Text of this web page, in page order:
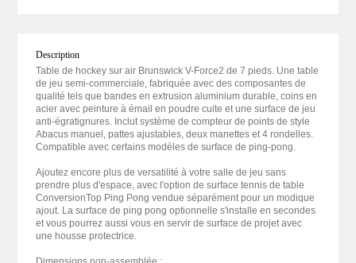
Description
Table de hockey sur air Brunswick V-Force2 de 7 pieds. Une table
de jeu semi-commerciale, fabriquée avec des composantes de
qualité tels que bandes en extrusion aluminium durable, coins en
acier avec peinture à émail en poudre cuite et une surface de jeu
anti-égratignures. Inclut système de compteur de points de style
Abacus manuel, pattes ajustables, deux manettes et 4 rondelles.
Compatible avec certains modèles de surface de ping-pong.
Ajoutez encore plus de versatilité à votre salle de jeu sans
prendre plus d'espace, avec l'option de surface tennis de table
ConversionTop Ping Pong vendue séparément pour un modique
ajout. La surface de ping pong optionnelle s'installe en secondes
et vous pourrez aussi vous en servir de surface de projet avec
une housse protectrice.